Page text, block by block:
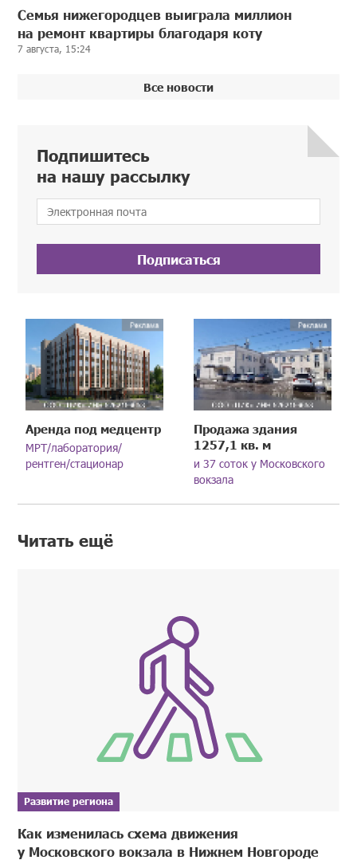
Семья нижегородцев выиграла миллион
на ремонт квартиры благодаря коту
7 августа, 15:24
Все новости
Подпишитесь
на нашу рассылку
Подписаться
Аренда под медцентр
МРТ/лаборатория/
рентген/стационар
Продажа здания
1257,1 кв. м
и 37 соток у Московского
вокзала
Читать ещё
Развитие региона
Как изменилась схема движения
у Московского вокзала в Нижнем Новгороде